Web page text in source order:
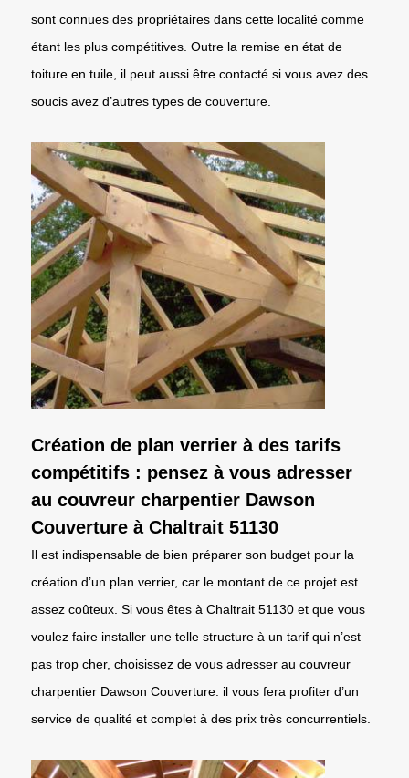
sont connues des propriétaires dans cette localité comme
étant les plus compétitives. Outre la remise en état de
toiture en tuile, il peut aussi être contacté si vous avez des
soucis avez d’autres types de couverture.
Création de plan verrier à des tarifs
compétitifs : pensez à vous adresser
au couvreur charpentier Dawson
Couverture à Chaltrait 51130
Il est indispensable de bien préparer son budget pour la
création d’un plan verrier, car le montant de ce projet est
assez coûteux. Si vous êtes à Chaltrait 51130 et que vous
voulez faire installer une telle structure à un tarif qui n’est
pas trop cher, choisissez de vous adresser au couvreur
charpentier Dawson Couverture. il vous fera profiter d’un
service de qualité et complet à des prix très concurrentiels.